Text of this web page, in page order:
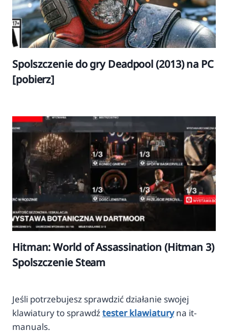
Spolszczenie do gry Deadpool (2013) na PC
[pobierz]
Hitman: World of Assassination (Hitman 3)
Spolszczenie Steam
Jeśli potrzebujesz sprawdzić działanie swojej
klawiatury to sprawdźtester klawiaturyna it-
manuals.